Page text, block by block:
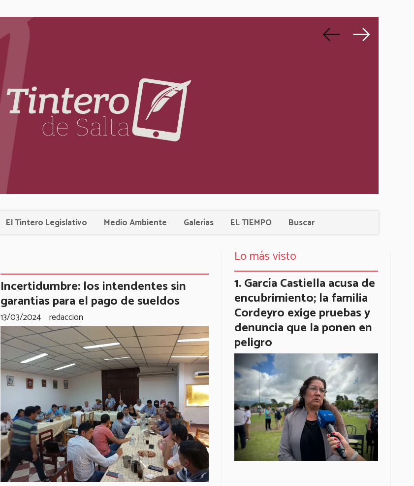
El Tintero Legislativo Medio Ambiente Galerías EL TIEMPO Buscar
Incertidumbre: los intendentes sin
garantías para el pago de sueldos
redaccion
13/03/2024
Lo más visto
García Castiella acusa de
encubrimiento; la familia
Cordeyro exige pruebas y
denuncia que la ponen en
peligro